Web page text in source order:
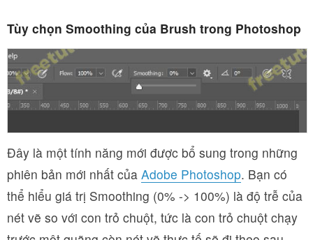
Tùy chọn Smoothing của Brush trong Photoshop
Đây là một tính năng mới được bổ sung trong những
phiên bản mới nhất của Adobe Photoshop. Bạn có
thể hiểu giá trị Smoothing (0% -> 100%) là độ trễ của
nét vẽ so với con trỏ chuột, tức là con trỏ chuột chạy